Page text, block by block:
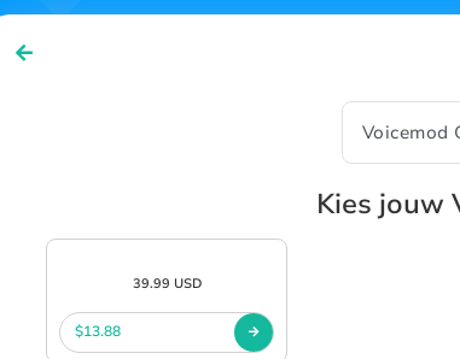
Kies jouw
39.99 USD
$13.88